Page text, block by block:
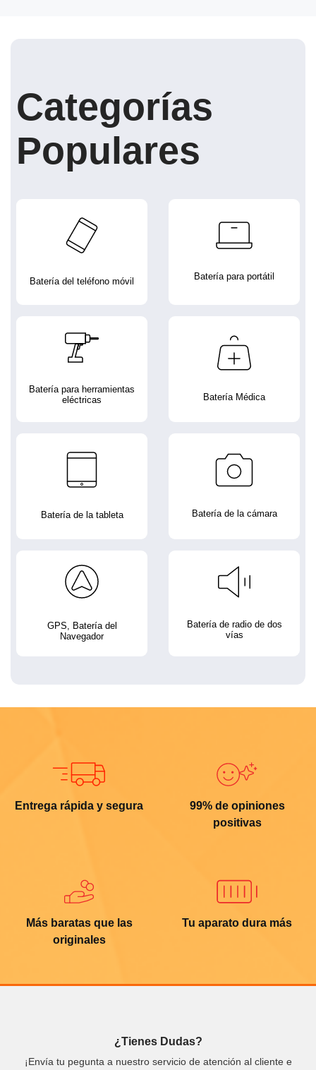
Categorías
Populares
Batería del teléfono móvil Batería para portátil
Batería para herramientas
eléctricas
Batería Médica
Batería de la tableta Batería de la cámara
GPS, Batería del
Navegador
Batería de radio de dos
vías
Entrega rápida y segura
99% de opiniones
positivas
Más baratas que las
originales
Tu aparato dura más
¿Tienes Dudas?
¡Envía tu pegunta a nuestro servicio de atención al cliente e